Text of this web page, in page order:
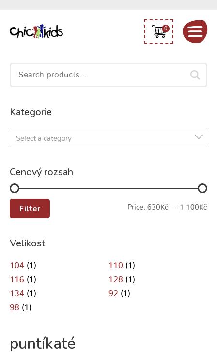
0
Search
Kategorie
Select a category
Cenový rozsah
Filter Price: 630Kč — 1 100Kč
Velikosti
104 (1) 110 (1)
116 (1) 128 (1)
134 (1) 92 (1)
98 (1)
puntíkaté